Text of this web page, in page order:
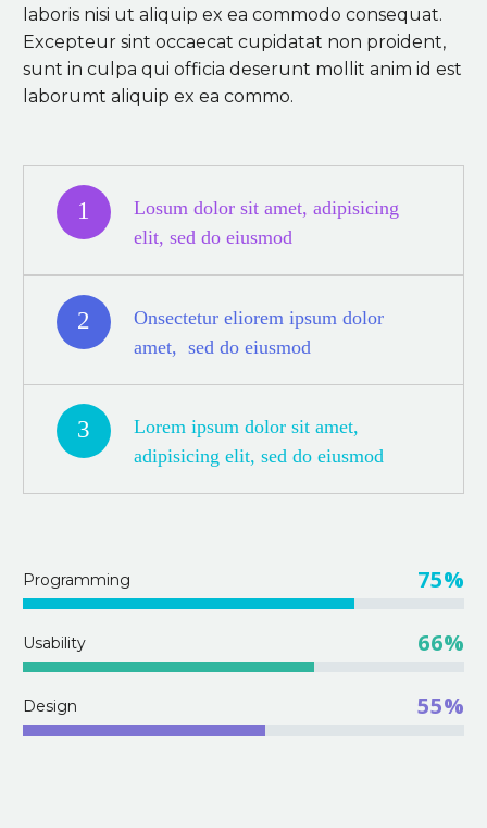
laboris nisi ut aliquip ex ea commodo consequat.
Excepteur sint occaecat cupidatat non proident,
sunt in culpa qui officia deserunt mollit anim id est
laborumt aliquip ex ea commo.
1
Losum dolor sit amet, adipisicing
elit, sed do eiusmod
2
Onsectetur eliorem ipsum dolor
amet, sed do eiusmod
3
Lorem ipsum dolor sit amet,
adipisicing elit, sed do eiusmod
Programming 75%
Usability 66%
Design 55%